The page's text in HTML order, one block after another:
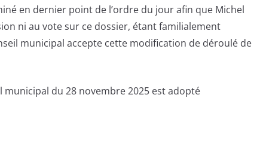
en dernier point de l’ordre du jour afin que Michel
ni au vote sur ce dossier, étant familialement
municipal accepte cette modification de déroulé de
du 28 novembre 2025 est adopté